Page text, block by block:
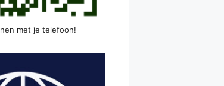
met je telefoon!